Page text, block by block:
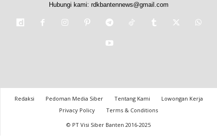
Hubungi kami: rdkbantennews@gmail.com
Redaksi Pedoman Media Siber Tentang Kami
Lowongan Kerja
Privacy Policy
Terms & Conditions
© PT Visi Siber Banten 2016-2025